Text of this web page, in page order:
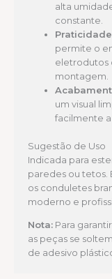
alta
constante.
permite o
eletrodutos
montagem.
um visual
facilmente
Sugestão de Uso
Indicada para
paredes ou tetos.
os conduletes
moderno e
Nota: Para
as peças se
de adesivo